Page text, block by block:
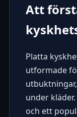
Att
Platta
utformade
under
och ett